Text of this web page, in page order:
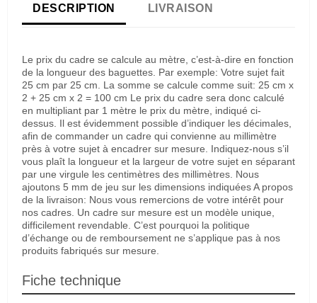
DESCRIPTION LIVRAISON
Le prix du cadre se calcule au mètre, c’est-à-dire en fonction
de la longueur des baguettes. Par exemple: Votre sujet fait
25 cm par 25 cm. La somme se calcule comme suit: 25 cm x
2 + 25 cm x 2 = 100 cm Le prix du cadre sera donc calculé
en multipliant par 1 mètre le prix du mètre, indiqué ci-
dessus. Il est évidemment possible d’indiquer les décimales,
afin de commander un cadre qui convienne au millimètre
près à votre sujet à encadrer sur mesure. Indiquez-nous s’il
vous plaît la longueur et la largeur de votre sujet en séparant
par une virgule les centimètres des millimètres. Nous
ajoutons 5 mm de jeu sur les dimensions indiquées A propos
de la livraison: Nous vous remercions de votre intérêt pour
nos cadres. Un cadre sur mesure est un modèle unique,
difficilement revendable. C’est pourquoi la politique
d’échange ou de remboursement ne s’applique pas à nos
produits fabriqués sur mesure.
Fiche technique